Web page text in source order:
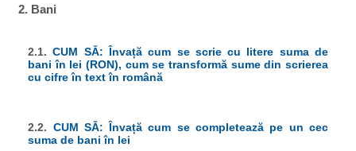
2. Bani
2.1.CUM SĂ: Învață cum se scrie cu litere suma de
bani în lei (RON), cum se transformă sume din scrierea
cu cifre în text în română
2.2. CUM SĂ: Învață cum se completează pe un cec
suma de bani în lei